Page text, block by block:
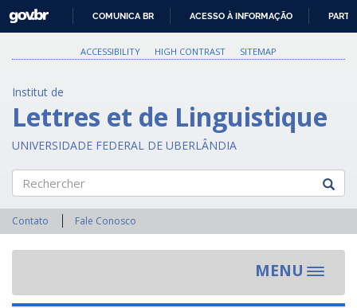
PARA
O
GOVBR
COMUNICA BR ACESSO À INFORMAÇÃO
ACCESSIBILITY HIGH CONTRAST SITEMAP
Institut de
Lettres et de Linguistique
UNIVERSIDADE FEDERAL DE UBERLÂNDIA
Rechercher
Contato Fale Conosco
MENU
Toggle